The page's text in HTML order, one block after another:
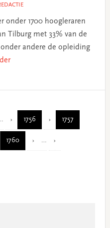
onder 1700 hoogleraren
Tilburg met 33% van de
andere de opleiding
Interim
pages
omitted
Page
1756 Page
1757
Page
1760
Interim
pages
…